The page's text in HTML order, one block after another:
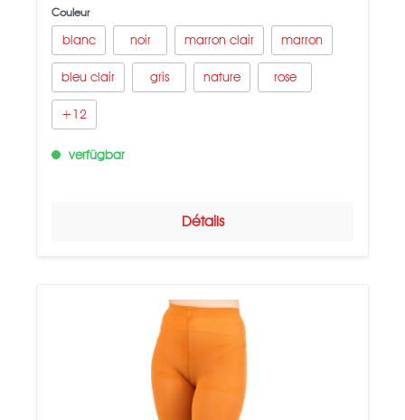
Couleur
blanc noir marron clair marron
bleu clair gris nature rose
+12
verfügbar
Détails